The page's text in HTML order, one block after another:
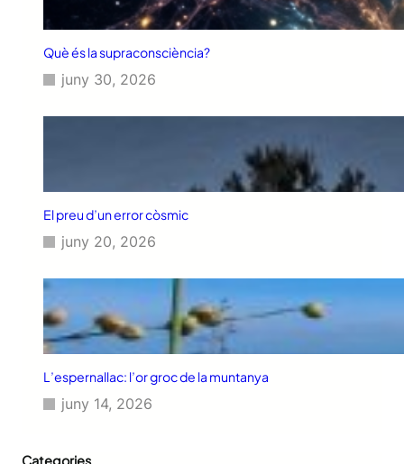
Què és la supraconsciència?
juny 30, 2026
El preu d’un error còsmic
juny 20, 2026
L’espernallac: l’or groc de la muntanya
juny 14, 2026